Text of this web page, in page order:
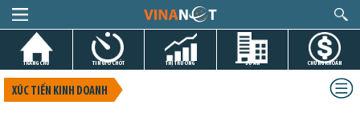
TRANG CHỦ TIN GIỜ CHÓT THỊ TRƯỜNG DỰ ÁN CHỨNG KHOÁN
XÚC TIẾN KINH DOANH